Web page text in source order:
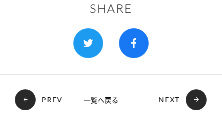
SHARE
PREV 一覧へ戻る NEXT